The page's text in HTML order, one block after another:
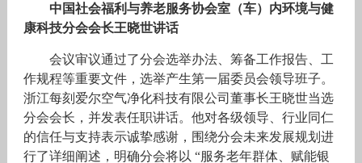
中国社会福利与养老服务协会室（车）内环境与健
康科技分会会长王晓世讲话
会议审议通过了分会选举办法、筹备工作报告、工
作规程等重要文件，选举产生第一届委员会领导班子。
浙江每刻爱尔空气净化科技有限公司董事长王晓世当选
分会会长，并发表任职讲话。他对各级领导、行业同仁
的信任与支持表示诚挚感谢，围绕分会未来发展规划进
行了详细阐述，明确分会将以 “服务老年群体、赋能银